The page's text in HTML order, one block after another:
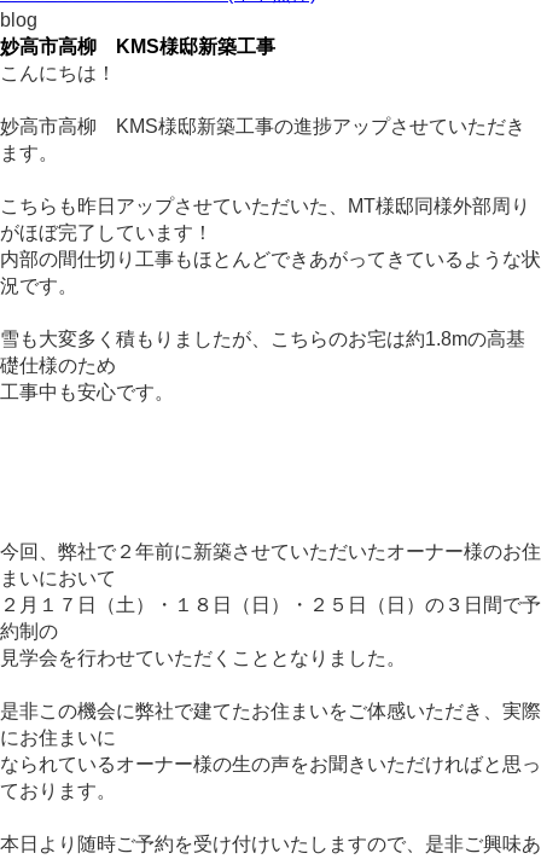
blog
妙高市高柳 KMS様邸新築工事
こんにちは！
妙高市高柳 KMS様邸新築工事の進捗アップさせていただき
ます。
こちらも昨日アップさせていただいた、MT様邸同様外部周り
がほぼ完了しています！
内部の間仕切り工事もほとんどできあがってきているような状
況です。
雪も大変多く積もりましたが、こちらのお宅は約1.8mの高基
礎仕様のため
工事中も安心です。
今回、弊社で２年前に新築させていただいたオーナー様のお住
まいにおいて
２月１７日（土）・１８日（日）・２５日（日）の３日間で予
約制の
見学会を行わせていただくこととなりました。
是非この機会に弊社で建てたお住まいをご体感いただき、実際
にお住まいに
なられているオーナー様の生の声をお聞きいただければと思っ
ております。
本日より随時ご予約を受け付けいたしますので、是非ご興味あ